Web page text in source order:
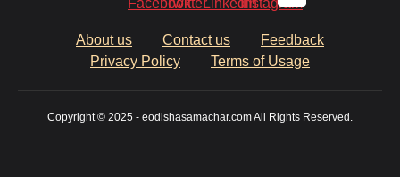
About us Contact us
Feedback
Privacy Policy
Terms of Usage
Copyright © 2025 - eodishasamachar.com All Rights Reserved.